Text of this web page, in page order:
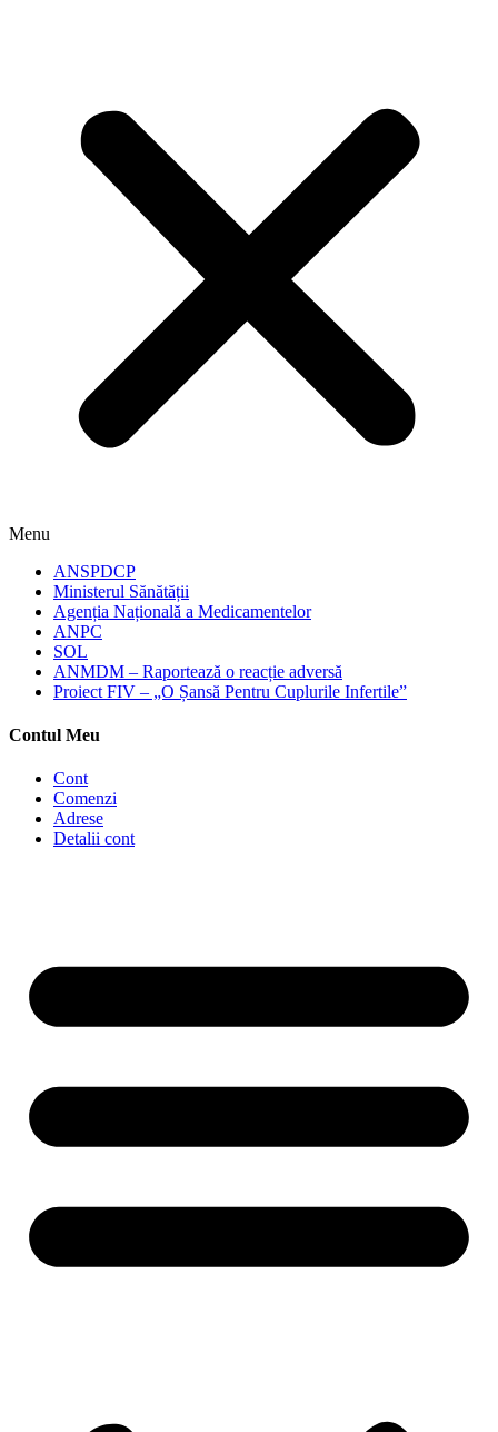
Menu
ANSPDCP
Ministerul Sănătății
Agenția Națională a Medicamentelor
ANPC
SOL
ANMDM – Raportează o reacție adversă
Proiect FIV – „O Șansă Pentru Cuplurile Infertile”
Contul Meu
Cont
Comenzi
Adrese
Detalii cont